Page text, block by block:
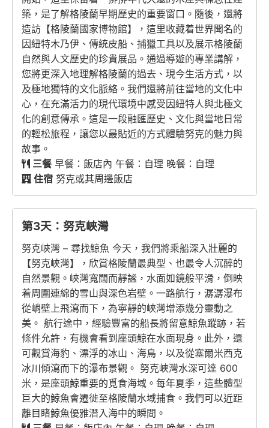
築，是了解格陵蘭早期歷史的重要窗口。隨後，還將
造訪【格陵蘭國家博物館】，這里收藏着世界聞名的
因紐特木乃伊、傳統皮船、捕獵工具以及展示格陵蘭
自然與人文歷史的珍貴展品。通過導遊的專業講解，
您將更深入地理解格陵蘭的過去、現今生活方式，以
及極地獨特的文化脈絡。我們還將前往當地的文化中
心，在充滿活力的現代環境中感受因紐特人與北極文
化的創意傳承。這是一段融匯歷史、文化與當地日常
的輕松旅程，讓您以最貼近的方式體驗努克的魅力與
故事。
三餐早餐：飯店內 午餐：自理 晚餐：自理
住宿 努克或其周邊飯店
第3天：努克峽灣
努克峽灣 – 尋找鯨魚 今天，我們將乘船深入壯麗的
【努克峽灣】，欣賞格陵蘭最典型、也最令人沉醉的
自然景觀。峽灣寬闊而靜謐，水面如鏡般平滑，倒映
着周圍連綿的雪山與深色岩壁。一路航行，潺潺瀑布
從峭壁上飛瀉而下，為寧靜的峽灣增添幾分靈動之
美。 航行途中，經驗豐富的船長將留意鯨魚蹤跡，若
條件允許，有機會看到座頭鯨在水面現身。此外，還
可觀賞海豹、漂浮的冰山、海鳥，以及從塞爾米西克
冰川傾瀉而下的瀑布景觀。 努克峽灣水深可達 600
米，是座頭鯨重要的覓食海域。每年夏季，這些體型
巨大的鯨魚會遷徙至格陵蘭水域捕食。我們可以近距
離目睹鯨魚優雅潛入海中的瞬間。